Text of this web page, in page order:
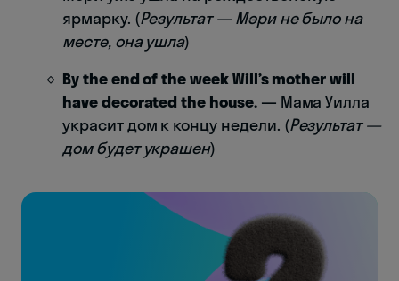
ярмарку. (Результат — Мэри не было на
месте, она ушла)
By the end of the week Will’s mother will
have decorated the house. — Мама Уилла
украсит дом к концу недели. (Результат —
дом будет украшен)